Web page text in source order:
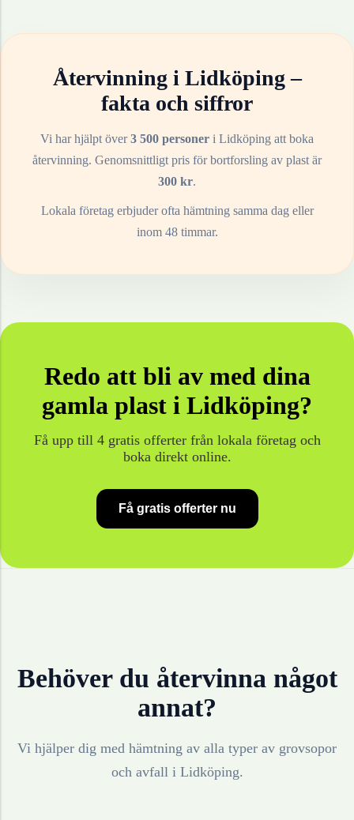
Återvinning i Lidköping–
fakta och siffror
Vi har hjälpt över3 500 personer i Lidköping att boka
återvinning. Genomsnittligt pris för bortforsling av plast är
300 kr.
Lokala företag erbjuder ofta hämtning samma dag eller
inom 48 timmar.
Redo att bli av med dina
gamla plast i Lidköping?
Få upp till 4 gratis offerter från lokala företag och
boka direkt online.
Få gratis offerter nu
Behöver du återvinna något
annat?
Vi hjälper dig med hämtning av alla typer av grovsopor
och avfall i Lidköping.